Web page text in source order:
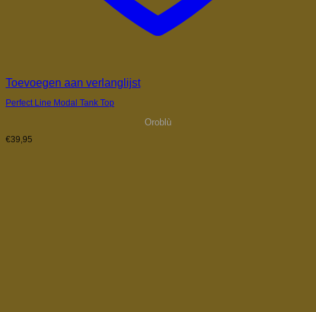
Toevoegen aan verlanglijst
Perfect Line Modal Tank Top
Oroblù
€39,95